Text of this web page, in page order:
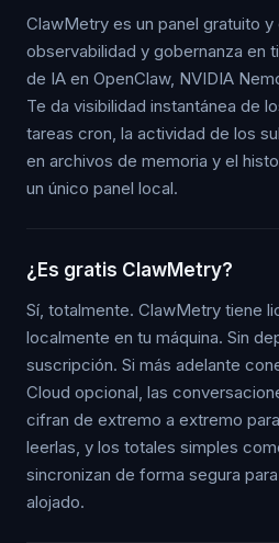
ClawMetry es un panel gratuito
observabilidad y gobernanza en
de IA en OpenClaw, NVIDIA
Te da visibilidad instantánea de
tareas cron, la actividad de los
en archivos de memoria y el
un único panel local.
¿Es gratis ClawMetry?
Sí, totalmente. ClawMetry tiene
localmente en tu máquina. Sin
suscripción. Si más adelante
Cloud opcional, las
cifran de extremo a extremo
leerlas, y los totales simples
sincronizan de forma segura
alojado.